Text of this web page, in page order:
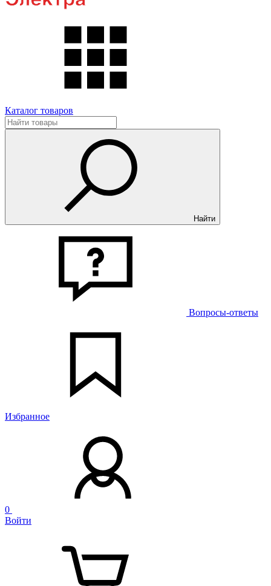
Каталог товаров
Найти
Вопросы-ответы
Избранное
0
Войти